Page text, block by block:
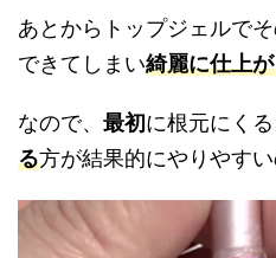
あとからトップジェルでそ
できてしまい綺麗に仕上
なので、 最初に根元にく
る方が結果的にやりやすい